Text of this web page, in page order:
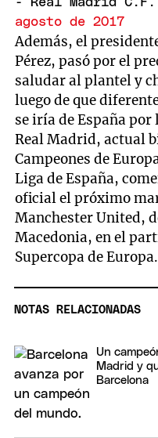
agosto de 2017
Además, el
Pérez, pasó por el
saludar al plantel y
luego de que
se iría de España
Real Madrid, actual
Campeones de
Liga de España,
oficial el próximo
Manchester United,
Macedonia, en el
Supercopa de Europa.
NOTAS RELACIONADAS
Un
Madrid y
Barcelona